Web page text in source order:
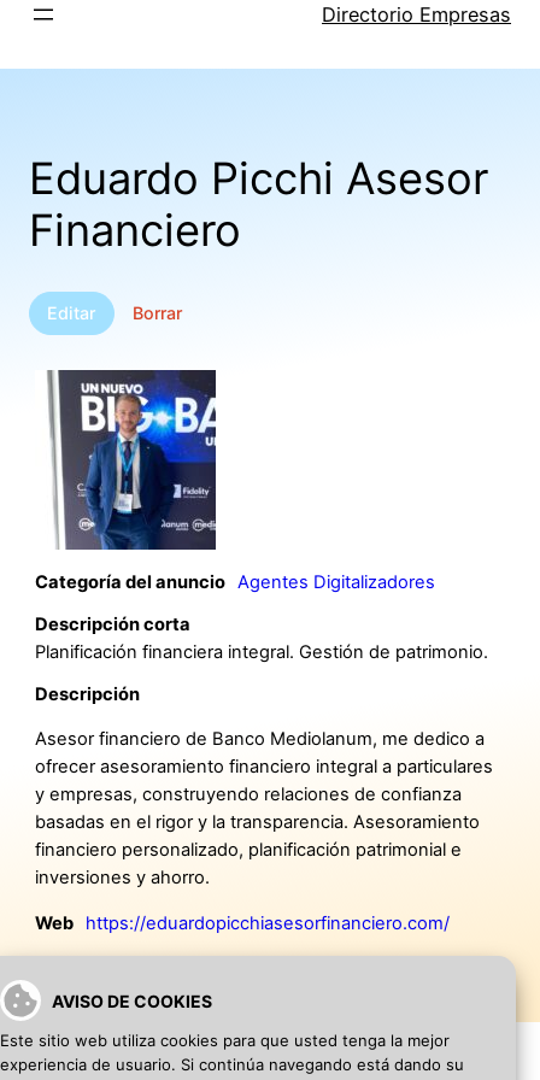
AVISO DE COOKIES
Este sitio web utiliza cookies para que usted tenga la mejor
experiencia de usuario. Si continúa navegando está dando su
Saltar
Directorio Empresas
Eduardo Picchi Asesor
Financiero
Editar Borrar
Categoría del anuncio Agentes Digitalizadores
Descripción corta
Planificación financiera integral. Gestión de patrimonio.
Descripción
Asesor financiero de Banco Mediolanum, me dedico a
ofrecer asesoramiento financiero integral a particulares
y empresas, construyendo relaciones de confianza
basadas en el rigor y la transparencia. Asesoramiento
financiero personalizado, planificación patrimonial e
inversiones y ahorro.
Web https://eduardopicchiasesorfinanciero.com/